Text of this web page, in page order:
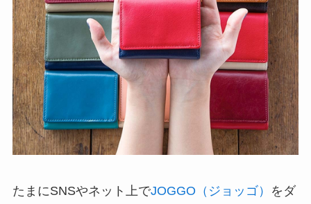
たまにSNSやネット上でJOGGO（ジョッゴ）
をダ